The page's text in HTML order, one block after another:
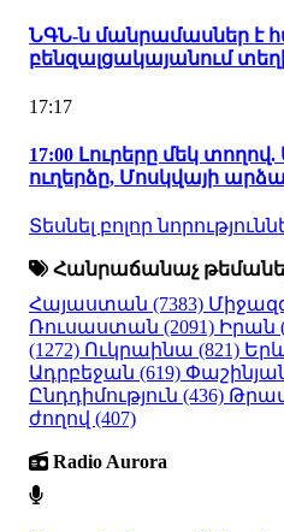
ՆԳՆ-ն մանրամասներ է
բենզալցակայանում
17:17
17:00 Լուրերը մեկ
ուղերձը, Մոսկվայի
Տեսնել բոլոր
Հանրաճանաչ
Հայաստան (7383)
Ռուսաստան (2091) Իրան
(1272) Ուկրաինա (821)
Ադրբեջան (619)
Ընդդիմություն (436)
ժողով (407)
Radio Aurora